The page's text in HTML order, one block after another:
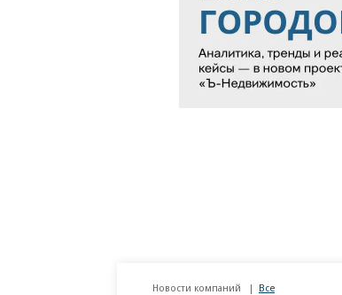
Новости компаний Все